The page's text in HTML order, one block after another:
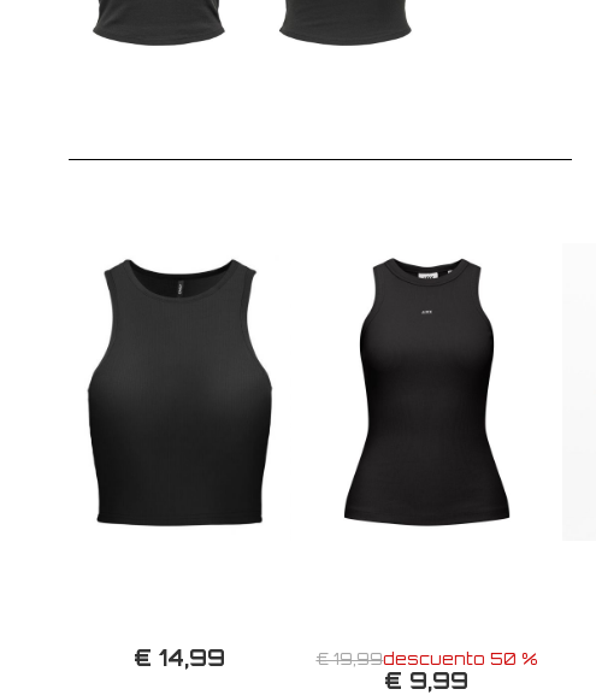
€ 14,99 € 19,99descuento 50 %
€ 9,99